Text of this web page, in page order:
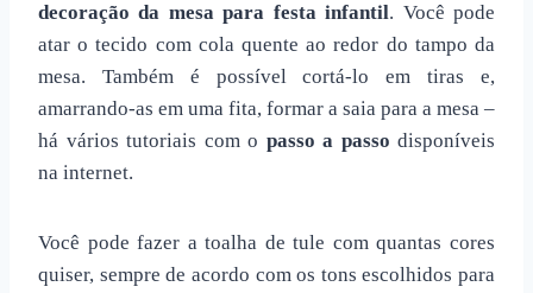
decoração da mesa para festa infantil. Você pode
atar o tecido com cola quente ao redor do tampo da
mesa. Também é possível cortá-lo em tiras e,
amarrando-as em uma fita, formar a saia para a mesa –
há vários tutoriais com o passo a passo disponíveis
na internet.
Você pode fazer a toalha de tule com quantas cores
quiser, sempre de acordo com os tons escolhidos para